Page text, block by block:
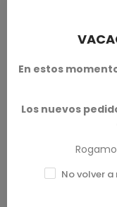
escala (tamaño)
deTired World
DETALLES DEL
En estos
Los nuevos
No volver